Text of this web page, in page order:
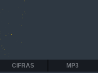
MP3
CIFRAS